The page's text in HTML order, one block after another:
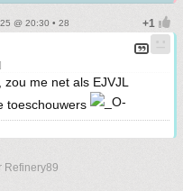
@ 20:30 • 28
me net als EJVJL
toeschouwers
Refinery89